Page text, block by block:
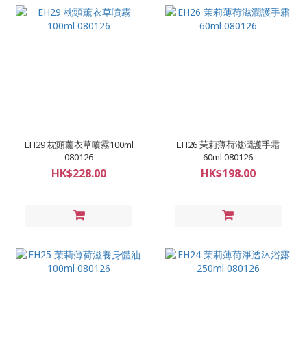
EH29 枕頭薰衣草噴霧100ml
080126
HK$228.00
EH26 茉莉薄荷滋潤護手霜
60ml 080126
HK$198.00